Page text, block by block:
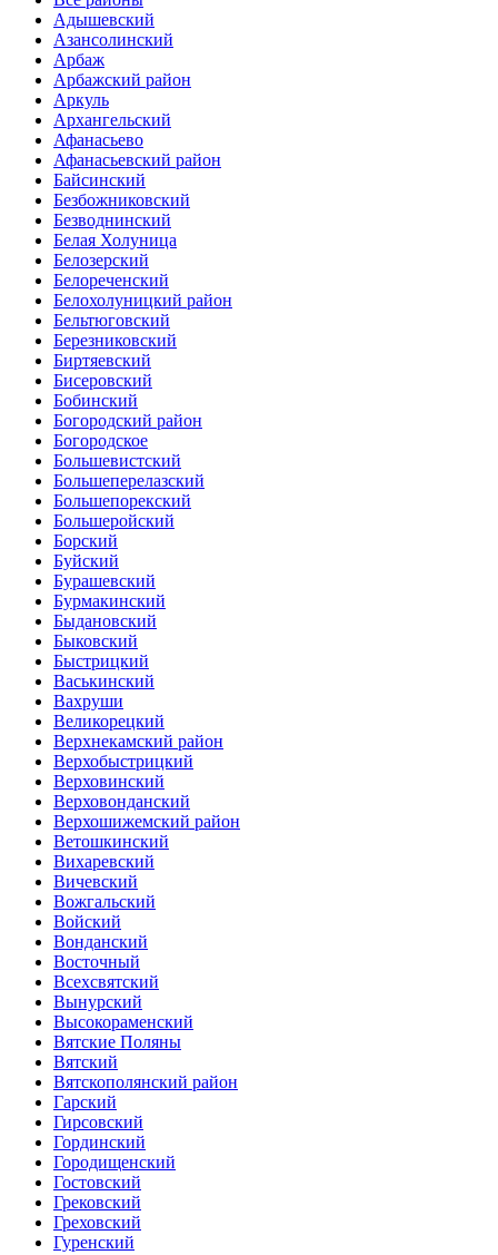
Адышевский
Азансолинский
Арбаж
Арбажский район
Аркуль
Архангельский
Афанасьево
Афанасьевский район
Байсинский
Безбожниковский
Безводнинский
Белая Холуница
Белозерский
Белореченский
Белохолуницкий район
Бельтюговский
Березниковский
Биртяевский
Бисеровский
Бобинский
Богородский район
Богородское
Большевистский
Большеперелазский
Большепорекский
Большеройский
Борский
Буйский
Бурашевский
Бурмакинский
Быдановский
Быковский
Быстрицкий
Васькинский
Вахруши
Великорецкий
Верхнекамский район
Верхобыстрицкий
Верховинский
Верховонданский
Верхошижемский район
Ветошкинский
Вихаревский
Вичевский
Вожгальский
Войский
Вонданский
Восточный
Всехсвятский
Вынурский
Высокораменский
Вятские Поляны
Вятский
Вятскополянский район
Гарский
Гирсовский
Гординский
Городищенский
Гостовский
Грековский
Греховский
Гуренский